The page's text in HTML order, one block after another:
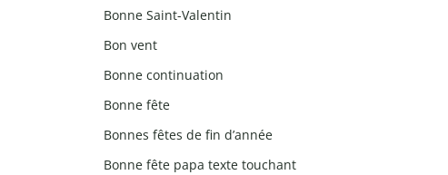
Bonne Saint-Valentin
Bon vent
Bonne continuation
Bonne fête
Bonnes fêtes de fin d’année
Bonne fête papa texte touchant